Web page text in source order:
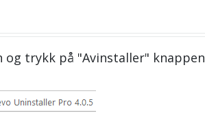
trykk på "Avinstaller" knappen